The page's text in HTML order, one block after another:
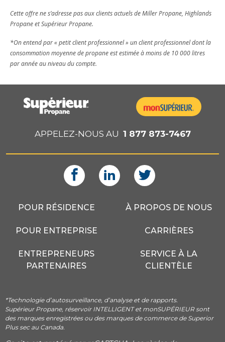
Cette offre ne s’adresse pas aux clients actuels de Miller Propane, Highlands
Propane et Supérieur Propane.
*On entend par « petit client professionnel » un client professionnel dont la
consommation moyenne de propane est estimée à moins de 10 000 litres
par année au niveau du compte.
APPELEZ-NOUS AU 1 877 873-7467
POUR RÉSIDENCE
POUR ENTREPRISE
ENTREPRENEURS
PARTENAIRES
À PROPOS DE NOUS
CARRIÈRES
SERVICE À LA
CLIENTÈLE
*Technologie d’autosurveillance, d’analyse et de rapports.
Supérieur Propane, réservoir INTELLIGENT et monSUPÉRIEUR sont
des marques enregistrées ou des marques de commerce de Superior
Plus sec au Canada.